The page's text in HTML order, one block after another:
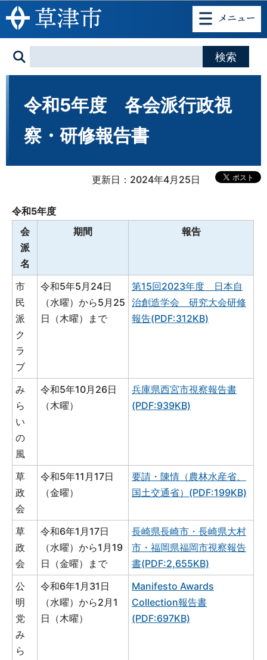
このページの本文へ移動
令和5年度 各会派行政視
察・研修報告書
更新日：2024年4月25日
令和5年度
会
派
名
期間 報告
市
民
派
ク
ラ
ブ
令和5年5月24日
（水曜）から5月25
日（木曜）まで
第15回2023年度 日本自
治創造学会 研究大会研修
報告(PDF:312KB)
み
ら
い
の
風
令和5年10月26日
（木曜）
兵庫県西宮市視察報告書
(PDF:939KB)
草
政
会
令和5年11月17日
（金曜）
要請・陳情（農林水産省、
国土交通省）(PDF:199KB)
草
政
会
令和6年1月17日
（水曜）から1月19
日（金曜）まで
長崎県長崎市・長崎県大村
市・福岡県福岡市視察報告
書(PDF:2,655KB)
公
明
党
み
ら
令和6年1月31日
（水曜）から2月1
日（木曜）
Manifesto Awards
Collection報告書
(PDF:697KB)